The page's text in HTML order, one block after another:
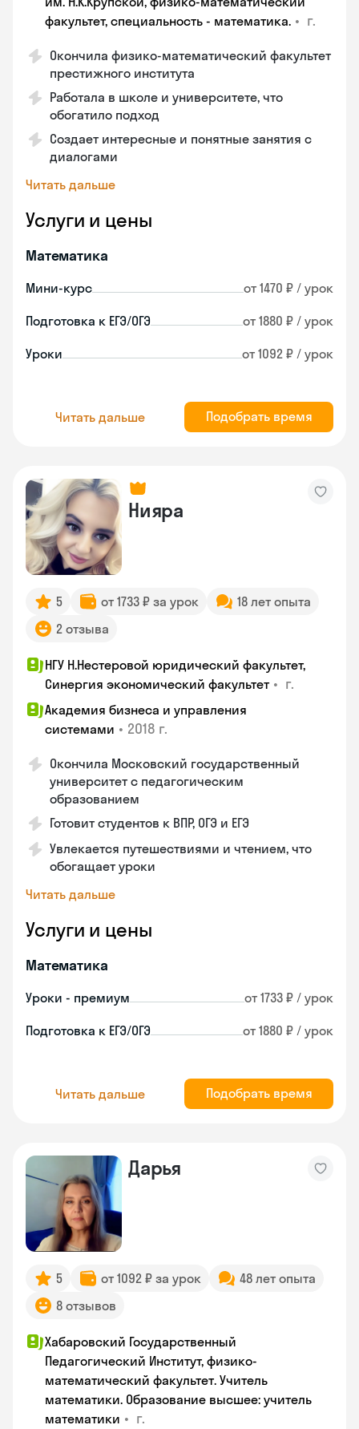
факультет, специальность - математика. • г.
Окончила физико-математический факультет
престижного института
Работала в школе и университете, что
обогатило подход
Создает интересные и понятные занятия с
диалогами
Читать дальше
Услуги и цены
Математика
Мини-курс от 1470 ₽ / урок
Подготовка к ЕГЭ/ОГЭ от 1880 ₽ / урок
Уроки от 1092 ₽ / урок
Читать дальше Подобрать время
Нияра
5 от 1733 ₽ за урок
18 лет опыта
2 отзыва
НГУ Н.Нестеровой юридический факультет,
Синергия экономический факультет • г.
Академия бизнеса и управления
системами • 2018 г.
Окончила Московский государственный
университет с педагогическим
образованием
Готовит студентов к ВПР, ОГЭ и ЕГЭ
Увлекается путешествиями и чтением, что
обогащает уроки
Читать дальше
Услуги и цены
Математика
Уроки - премиум от 1733 ₽ / урок
Подготовка к ЕГЭ/ОГЭ от 1880 ₽ / урок
Читать дальше Подобрать время
Дарья
5 от 1092 ₽ за урок
48 лет опыта
8 отзывов
Хабаровский Государственный
Педагогический Институт, физико-
математический факультет. Учитель
математики. Образование высшее: учитель
математики • г.